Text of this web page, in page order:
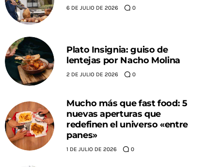
6 DE JULIO DE 2026 0
Plato Insignia: guiso de
lentejas por Nacho Molina
2 DE JULIO DE 2026 0
Mucho más que fast food: 5
nuevas aperturas que
redefinen el universo «entre
panes»
1 DE JULIO DE 2026 0